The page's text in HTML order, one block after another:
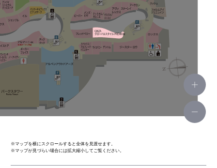
ジョンブル
ILS（イル）
パンケーキ＆ブックス ビブリオテーク
タワーレコード
※マップを横にスクロールすると全体を見渡せます。
※マップが見づらい場合には拡大縮小してご覧ください。